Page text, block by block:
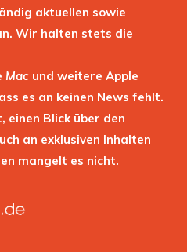
aktuellen sowie
Wir halten stets die
Mac und weitere Apple
es an keinen News fehlt.
einen Blick über den
an exklusiven Inhalten
mangelt es nicht.